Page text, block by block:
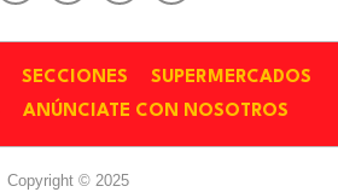
SECCIONES
SUPERMERCADOS
ANÚNCIATE CON NOSOTROS
Copyright © 2025